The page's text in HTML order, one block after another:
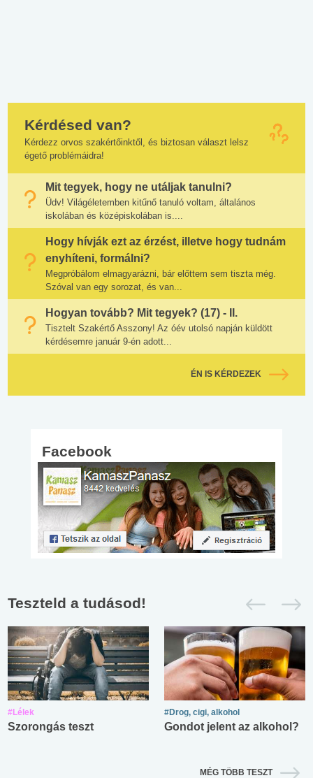
Kérdésed van?
Kérdezz orvos szakértőinktől, és biztosan választ lelsz
égető problémáidra!
Mit tegyek, hogy ne utáljak tanulni?
Üdv! Világéletemben kitűnő tanuló voltam, általános
iskolában és középiskolában is....
Hogy hívják ezt az érzést, illetve hogy tudnám
enyhíteni, formálni?
Megpróbálom elmagyarázni, bár előttem sem tiszta még.
Szóval van egy sorozat, és van...
Hogyan tovább? Mit tegyek? (17) - II.
Tisztelt Szakértő Asszony! Az óév utolsó napján küldött
kérdésemre január 9-én adott...
ÉN IS KÉRDEZEK
Facebook
Teszteld a tudásod!
#Lélek
Szorongás teszt
#Drog, cigi, alkohol
Gondot jelent az alkohol?
MÉG TÖBB TESZT